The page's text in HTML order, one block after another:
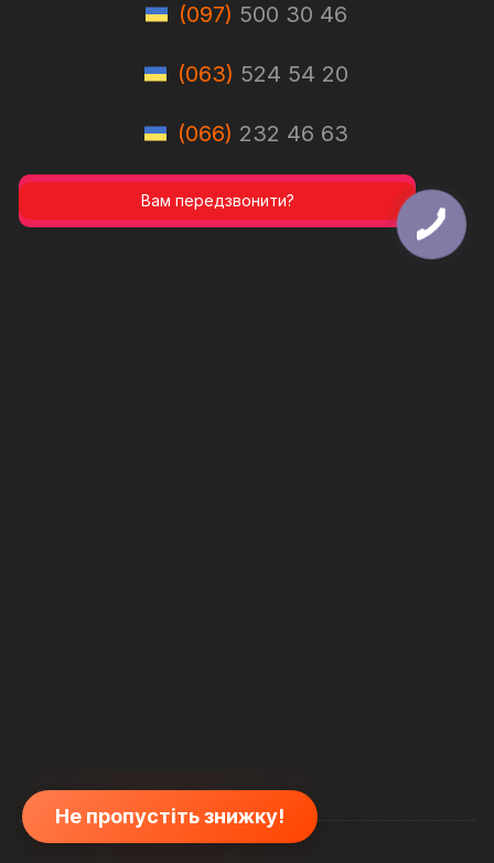
Не пропустіть знижку!
(097) 500 30 46
(063) 524 54 20
(066) 232 46 63
Вам передзвонити?